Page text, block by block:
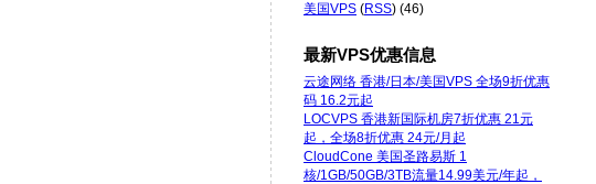
美国VPS (RSS) (46)
最新VPS优惠信息
云途网络 香港/日本/美国VPS 全场9折优惠
码 16.2元起
LOCVPS 香港新国际机房7折优惠 21元
起，全场8折优惠 24元/月起
CloudCone 美国圣路易斯 1
核/1GB/50GB/3TB流量14.99美元/年起，